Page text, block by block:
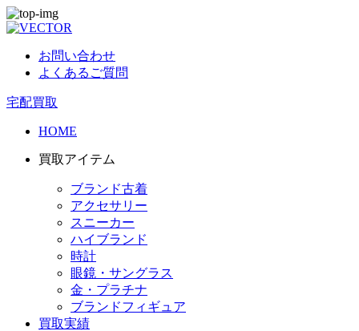
お問い合わせ
よくあるご質問
宅配買取
HOME
買取アイテム
ブランド古着
アクセサリー
スニーカー
ハイブランド
時計
眼鏡・サングラス
金・プラチナ
ブランドフィギュア
買取実績